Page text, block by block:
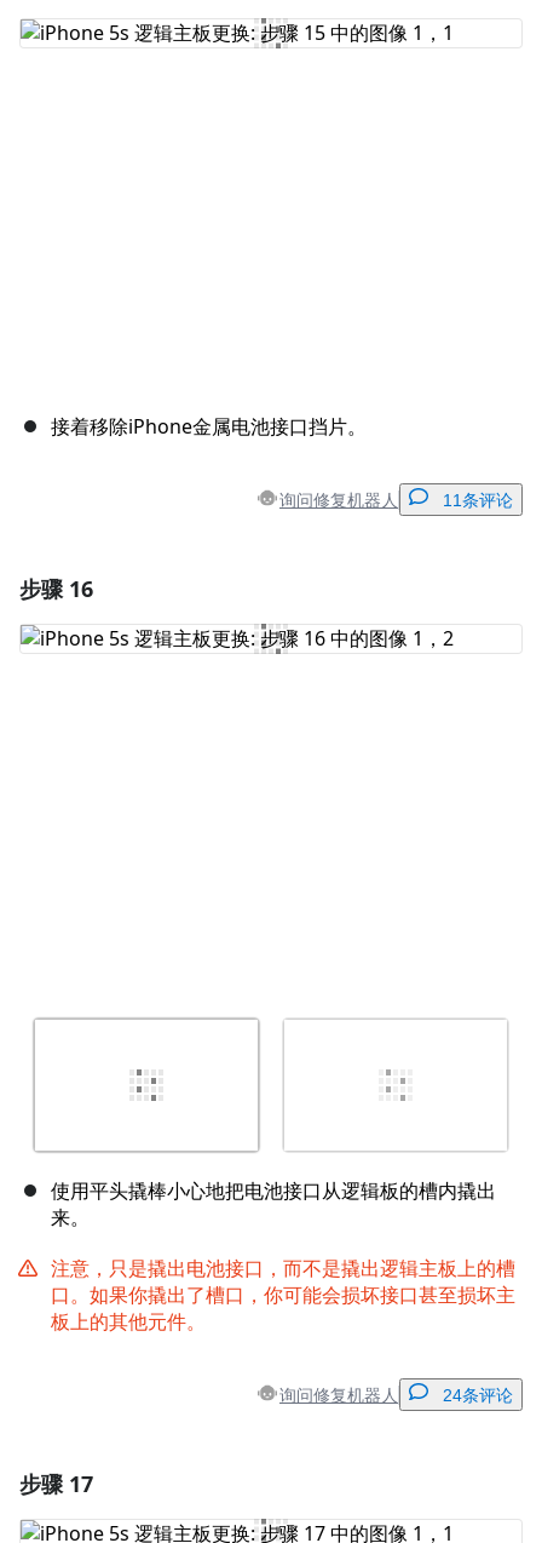
添加评论
接着移除iPhone金属电池接口挡片。
询问修复机器人 11条评论
添加评论
步骤 16
使用平头撬棒小心地把电池接口从逻辑板的槽内撬出
来。
注意，只是撬出电池接口，而不是撬出逻辑主板上的槽
口。如果你撬出了槽口，你可能会损坏接口甚至损坏主
板上的其他元件。
询问修复机器人 24条评论
步骤 17